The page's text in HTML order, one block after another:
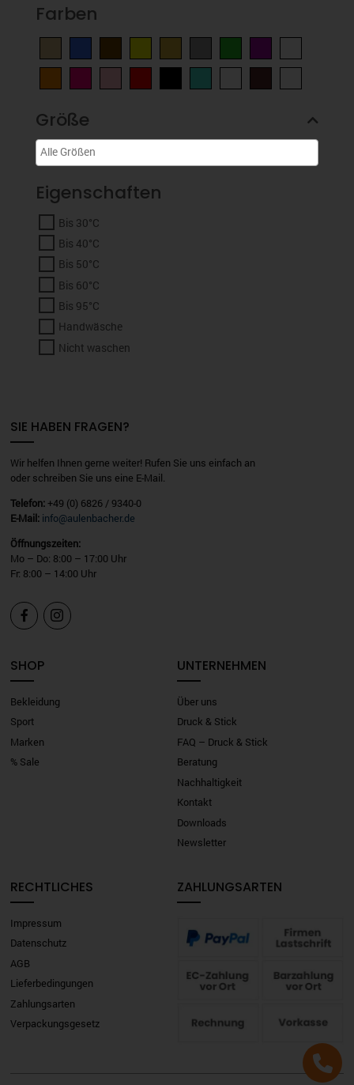
Farben
Größe
Eigenschaften
Bis 30°C
Bis 40°C
Bis 50°C
Bis 60°C
Bis 95°C
Handwäsche
Nicht waschen
SIE HABEN FRAGEN?
Wir helfen Ihnen gerne weiter! Rufen Sie uns einfach an
oder schreiben Sie uns eine E-Mail.
Telefon:+49 (0) 6826 / 9340-0
E-Mail: info@aulenbacher.de
Öffnungszeiten:
Mo – Do: 8:00 – 17:00 Uhr
Fr: 8:00 – 14:00 Uhr
 
SHOP
Bekleidung
Sport
Marken
% Sale
UNTERNEHMEN
Über uns
Druck & Stick
FAQ – Druck & Stick
Beratung
Nachhaltigkeit
Kontakt
Downloads
Newsletter
RECHTLICHES
Impressum
Datenschutz
AGB
Lieferbedingungen
Zahlungsarten
Verpackungsgesetz
ZAHLUNGSARTEN